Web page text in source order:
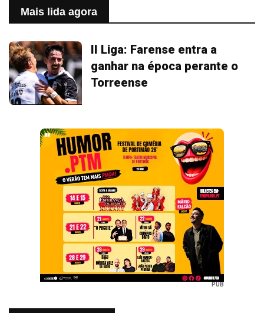
Mais lida agora
II Liga: Farense entra a
ganhar na época perante o
Torreense
PUB